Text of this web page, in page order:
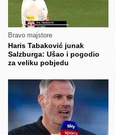
Bravo majstore
Haris Tabaković junak
Salzburga: Ušao i pogodio
za veliku pobjedu